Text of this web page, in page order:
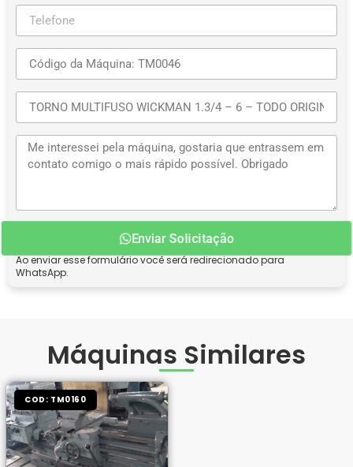
Enviar Solicitação
Ao enviar esse formulário você será redirecionado para
WhatsApp.
Máquinas Similares
COD: TM0160